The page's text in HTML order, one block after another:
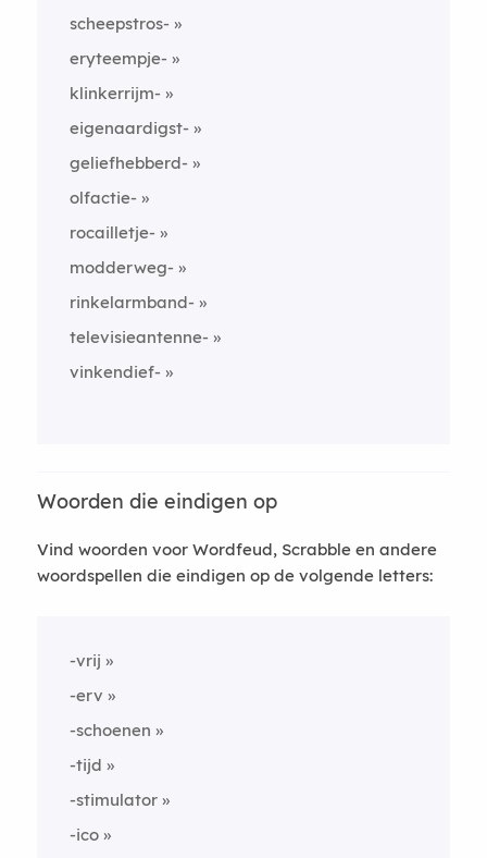
scheepstros-
eryteempje-
klinkerrijm-
eigenaardigst-
geliefhebberd-
olfactie-
rocailletje-
modderweg-
rinkelarmband-
televisieantenne-
vinkendief-
Woorden die eindigen op
Vind woorden voor Wordfeud, Scrabble en andere
woordspellen die eindigen op de volgende letters:
-vrij
-erv
-schoenen
-tijd
-stimulator
-ico